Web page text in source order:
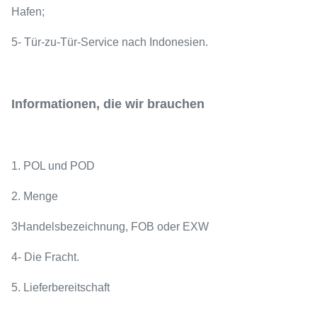
Hafen;
5- Tür-zu-Tür-Service nach Indonesien.
Informationen, die wir brauchen
1. POL und POD
2. Menge
3Handelsbezeichnung, FOB oder EXW
4- Die Fracht.
5. Lieferbereitschaft